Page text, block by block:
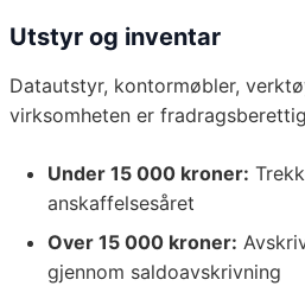
Utstyr og inventar
Datautstyr, kontormøbler,
virksomheten er
Under 15 000 kroner:
anskaffelsesåret
Over 15 000 kroner:
gjennom saldoavskrivning